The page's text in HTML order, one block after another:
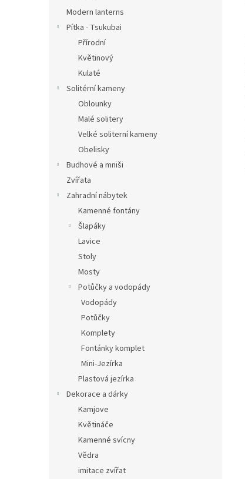
Modern lanterns
Pítka - Tsukubai
Přírodní
Květinový
Kulaté
Solitérní kameny
Oblounky
Malé solitery
Velké soliterní kameny
Obelisky
Budhové a mniši
Zvířata
Zahradní nábytek
Kamenné fontány
Šlapáky
Lavice
Stoly
Mosty
Potůčky a vodopády
Vodopády
Potůčky
Komplety
Fontánky komplet
Mini-Jezírka
Plastová jezírka
Dekorace a dárky
Kamjove
Květináče
Kamenné svícny
Vědra
imitace zvířat